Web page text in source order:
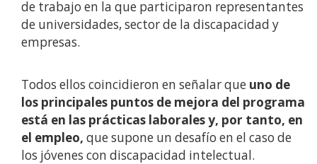
de trabajo en la que participaron representantes
de universidades, sector de la discapacidad y
empresas.
Todos ellos coincidieron en señalar que uno de
los principales puntos de mejora del programa
está en las prácticas laborales y, por tanto, en
el empleo, que supone un desafío en el caso de
los jóvenes con discapacidad intelectual.